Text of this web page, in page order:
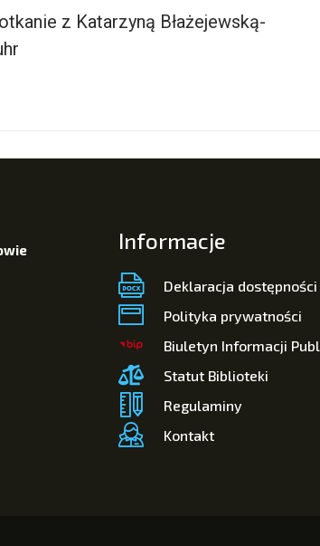
z Katarzyną Błażejewską-
Informacje
Deklaracja dostępności
Polityka prywatności
Biuletyn Informacji
Statut Biblioteki
Regulaminy
Kontakt